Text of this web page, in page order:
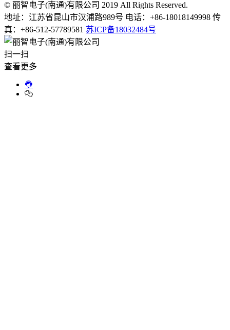
© 丽智电子(南通)有限公司 2019 All Rights Reserved.
地址：江苏省昆山市汉浦路989号 电话：+86-18018149998 传
真：+86-512-57789581 苏ICP备18032484号
扫一扫
查看更多